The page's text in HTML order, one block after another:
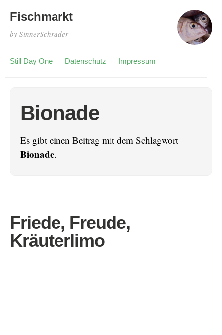
Fischmarkt
by SinnerSchrader
Still Day One Datenschutz Impressum
Bionade
Es gibt einen Beitrag mit dem Schlagwort
Bionade.
Friede, Freude,
Kräuterlimo